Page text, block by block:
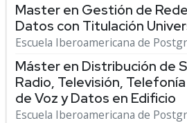
Master en Gestión de
Datos con Titulación
Escuela Iberoamericana de
Máster en Distribución de
Radio, Televisión,
de Voz y Datos en Edificio
Escuela Iberoamericana de